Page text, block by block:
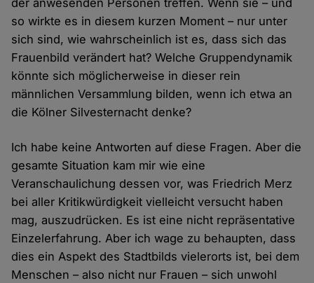
der anwesenden Personen treffen. Wenn sie – und
so wirkte es in diesem kurzen Moment – nur unter
sich sind, wie wahrscheinlich ist es, dass sich das
Frauenbild verändert hat? Welche Gruppendynamik
könnte sich möglicherweise in dieser rein
männlichen Versammlung bilden, wenn ich etwa an
die Kölner Silvesternacht denke?
Ich habe keine Antworten auf diese Fragen. Aber die
gesamte Situation kam mir wie eine
Veranschaulichung dessen vor, was Friedrich Merz
bei aller Kritikwürdigkeit vielleicht versucht haben
mag, auszudrücken. Es ist eine nicht repräsentative
Einzelerfahrung. Aber ich wage zu behaupten, dass
dies ein Aspekt des Stadtbilds vielerorts ist, bei dem
Menschen – also nicht nur Frauen – sich unwohl